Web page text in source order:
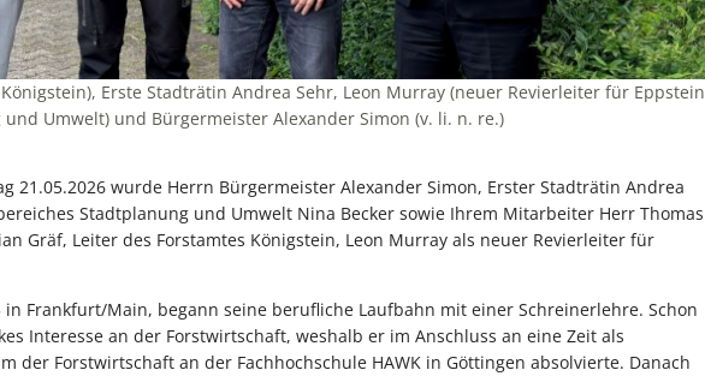
Erste Stadträtin Andrea Sehr, Leon Murray (neuer Revierleiter für
Umwelt) und Bürgermeister Alexander Simon (v. li. n. re.)
21.05.2026 wurde Herrn Bürgermeister Alexander Simon, Erster Stadträtin Andrea
Stadtplanung und Umwelt Nina Becker sowie Ihrem Mitarbeiter Herr Thomas
Gräf, Leiter des Forstamtes Königstein, Leon Murray als neuer Revierleiter für
in Frankfurt/Main, begann seine berufliche Laufbahn mit einer Schreinerlehre. Schon
Interesse an der Forstwirtschaft, weshalb er im Anschluss an eine Zeit als
der Forstwirtschaft an der Fachhochschule HAWK in Göttingen absolvierte. Danach